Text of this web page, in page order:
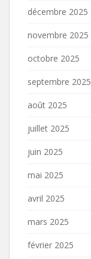
décembre 2025
novembre 2025
octobre 2025
septembre 2025
août 2025
juillet 2025
juin 2025
mai 2025
avril 2025
mars 2025
février 2025